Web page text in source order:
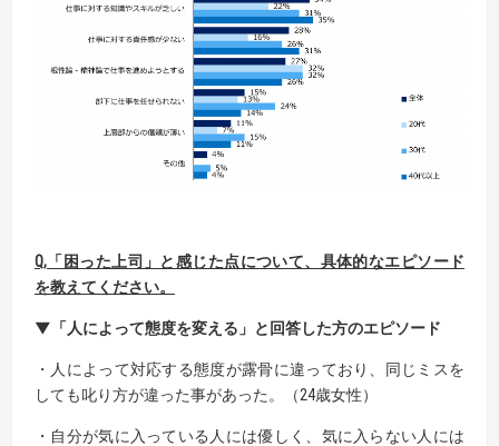
Q, 「困った上司」と感じた点について、具体的なエピソード
を教えてください。
▼「人によって態度を変える」と回答した方のエピソード
・人によって対応する態度が露骨に違っており、同じミスを
しても叱り方が違った事があった。（24歳女性）
・自分が気に入っている人には優しく、気に入らない人には